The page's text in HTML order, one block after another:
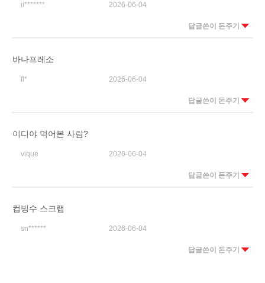
ii******* 2026-06-04
답글쓴이 돈주기
바나프레소
fl* 2026-06-04
답글쓴이 돈주기
이디야 먹어본 사람?
vique 2026-06-04
답글쓴이 돈주기
컵빙수 스크랩
sn****** 2026-06-04
답글쓴이 돈주기